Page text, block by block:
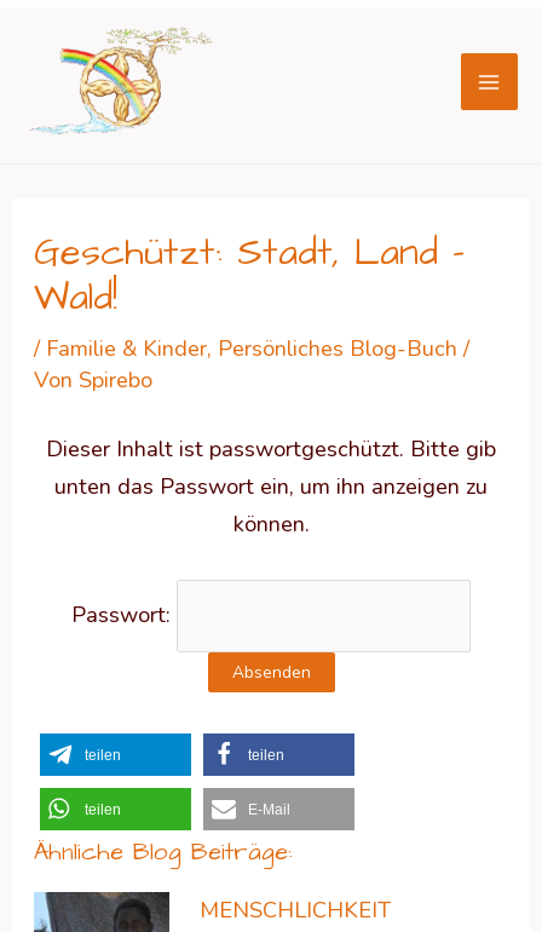
springen
Geschützt: Stadt, Land –
Wald!
/ Familie & Kinder, Persönliches Blog-Buch /
Von Spirebo
Dieser Inhalt ist passwortgeschützt. Bitte gib
unten das Passwort ein, um ihn anzeigen zu
können.
Passwort:
teilen teilen
teilen E-Mail
Ähnliche Blog Beiträge:
MENSCHLICHKEIT